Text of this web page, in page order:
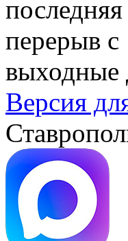
перерыв
выходные
Версия